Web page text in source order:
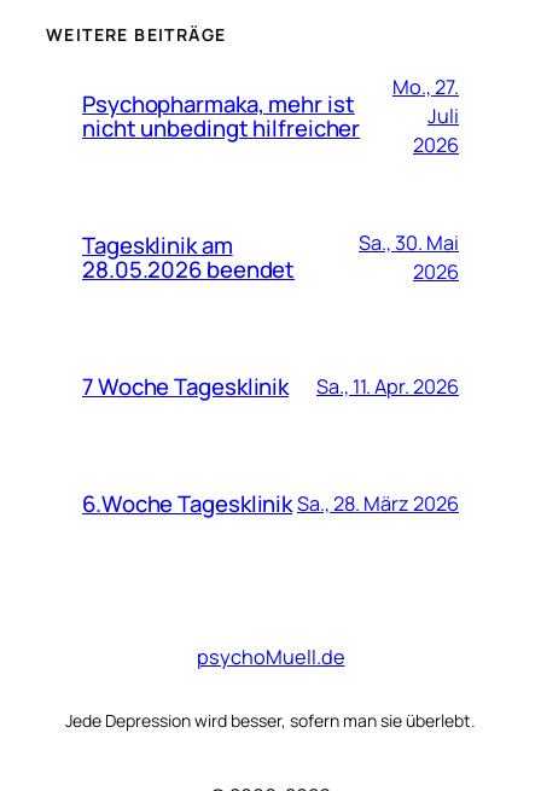
WEITERE BEITRÄGE
Psychopharmaka, mehr ist
nicht unbedingt hilfreicher
Mo., 27.
Juli
2026
Tagesklinik am
28.05.2026 beendet
Sa., 30. Mai
2026
7 Woche Tagesklinik Sa., 11. Apr. 2026
6.Woche TagesklinikSa., 28. März 2026
psychoMuell.de
Jede Depression wird besser, sofern man sie überlebt.